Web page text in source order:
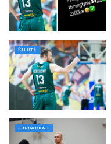
ŠILUTĖ
JURBARKAS